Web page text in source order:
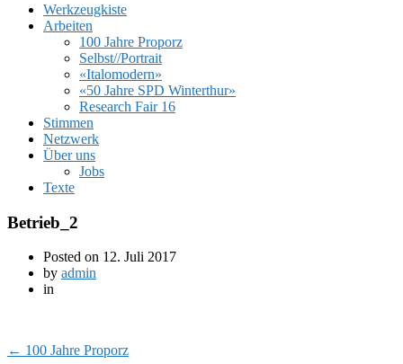
Werkzeugkiste
Arbeiten
100 Jahre Proporz
Selbst//Portrait
«Italomodern»
«50 Jahre SPD Winterthur»
Research Fair 16
Stimmen
Netzwerk
Über uns
Jobs
Texte
Betrieb_2
Posted on 12. Juli 2017
by admin
in
← 100 Jahre Proporz